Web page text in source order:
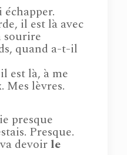
échapper.
il est là avec
sourire
quand a-t-il
est là, à me
Mes lèvres.
presque
Presque.
devoir le